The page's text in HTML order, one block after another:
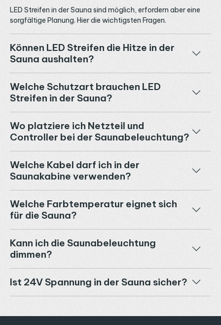
LED Streifen in der Sauna sind möglich, erfordern aber eine
sorgfältige Planung. Hier die wichtigsten Fragen.
Können LED Streifen die Hitze in der
Sauna aushalten?
Welche Schutzart brauchen LED
Streifen in der Sauna?
Wo platziere ich Netzteil und
Controller bei der Saunabeleuchtung?
Welche Kabel darf ich in der
Saunakabine verwenden?
Welche Farbtemperatur eignet sich
für die Sauna?
Kann ich die Saunabeleuchtung
dimmen?
Ist 24V Spannung in der Sauna sicher?